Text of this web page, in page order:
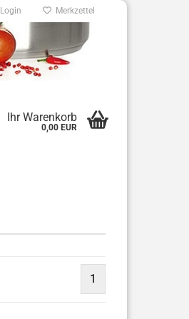
Login Merkzettel
Ihr Warenkorb
0,00 EUR
1